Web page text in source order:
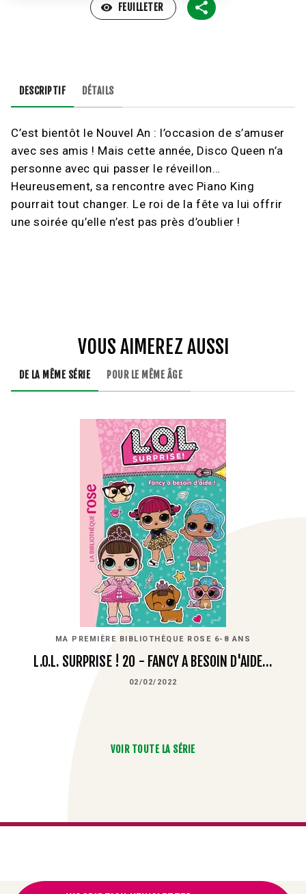
visibility FEUILLETER
DESCRIPTIF DÉTAILS
C’est bientôt le Nouvel An : l’occasion de s’amuser
avec ses amis ! Mais cette année, Disco Queen n’a
personne avec qui passer le réveillon…
Heureusement, sa rencontre avec Piano King
pourrait tout changer. Le roi de la fête va lui offrir
une soirée qu’elle n’est pas près d’oublier !
VOUS AIMEREZ AUSSI
DE LA MÊME SÉRIE POUR LE MÊME ÂGE
MA PREMIÈRE BIBLIOTHÈQUE ROSE 6-8 ANS
L.O.L. SURPRISE ! 20 - FANCY A BESOIN D'AIDE…
02/02/2022
VOIR TOUTE LA SÉRIE